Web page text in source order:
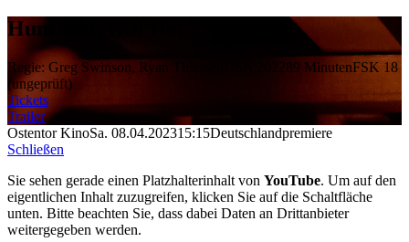
Hunt Her, Kill Her
Regie: Greg Swinson, Ryan Thiessen USA 202289 MinutenFSK 18
(ungeprüft)
Tickets
Trailer
Ostentor KinoSa. 08.04.202315:15Deutschlandpremiere
Schließen
Sie sehen gerade einen Platzhalterinhalt von YouTube. Um auf den
eigentlichen Inhalt zuzugreifen, klicken Sie auf die Schaltfläche
unten. Bitte beachten Sie, dass dabei Daten an Drittanbieter
weitergegeben werden.